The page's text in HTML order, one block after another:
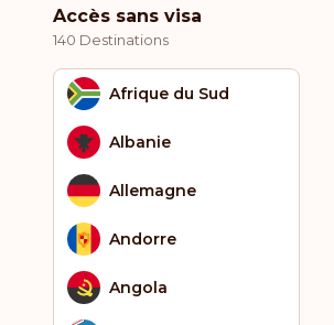
Accès sans visa
140 Destinations
Afrique du Sud
Albanie
Allemagne
Andorre
Angola